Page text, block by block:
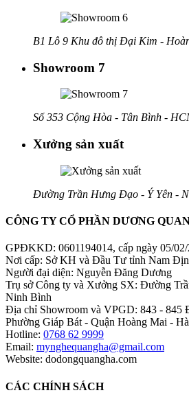
B1 Lô 9 Khu đô thị Đại Kim -
Showroom 7
Số 353 Cộng Hòa - Tân Bình -
Xưởng sản xuất
Đường Trần Hưng Đạo - Ý Yên -
CÔNG TY CỔ PHẦN DƯƠNG
GPĐKKD: 0601194014, cấp ngày 05/
Nơi cấp: Sở KH và Đầu Tư tỉnh Nam
Người đại diện: Nguyễn Đăng Dương
Trụ sở Công ty và Xưởng SX: Đường
Ninh Bình
Địa chỉ Showroom và VPGD: 843 - 845
Phường Giáp Bát - Quận Hoàng Mai -
Hotline: 0768 62 9999
Email: mynghequangha@gmail.com
Website: dodongquangha.com
CÁC CHÍNH SÁCH